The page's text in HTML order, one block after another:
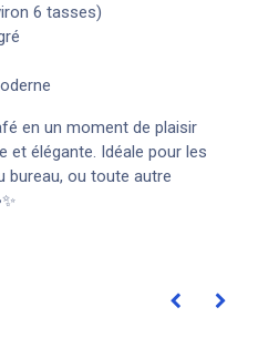
6 tasses)
en un moment de plaisir
et élégante. Idéale pour les
bureau, ou toute autre